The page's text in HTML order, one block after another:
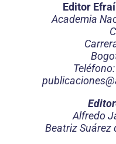
Editor
Academia
Alfredo
Beatriz Suárez